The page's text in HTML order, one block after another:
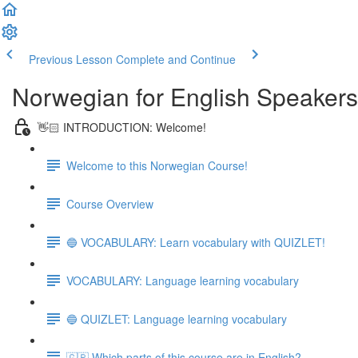
Previous Lesson Complete and Continue
Norwegian for English
👋🏻 INTRODUCTION: Welcome!
Welcome to this Norwegian Course!
Course Overview
🔵 VOCABULARY: Learn vocabulary with QUIZLET!
VOCABULARY: Language learning vocabulary
🔵 QUIZLET: Language learning vocabulary